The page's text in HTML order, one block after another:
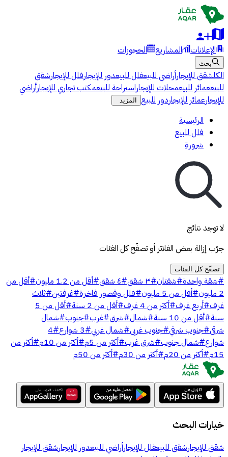
الإعلانات المشاريع الحجوزات
بحث
الكلشقق للإيجارأراضي للبيعفلل للبيعدور للإيجارفلل للإيجارشقق
للبيععمائر للبيعمحلات للإيجاراستراحة للبيعمكتب تجاري للإيجارأراضي
للإيجارعمائر للإيجاردور للبيع المزيد
الرئيسية
فلل للبيع
شرورة
لا توجد نتائج
جرّب إزالة بعض الفلاتر أو تصفّح كل الفئات
تصفّح كل الفئات
#شقة واحدة#شقتان#٣ شقق #٤ شقق #أقل من 1.2 مليون #أقل من
2 مليون
#أقل من 5 مليون #فلل وقصور فاخرة#غرفتين#ثلاث
غرف#أربع غرف#أكثر من 4 غرف #أقل من 2 سنة #
أقل من 5
سنة#أقل من 10 سنة #شمال#شرق#غرب#جنوب#شمال
شرقي#جنوب شرقي#جنوب غربي#شمال غربي#3 شوارع #
4
شوارع#شمال جنوب#شرق غرب#أكثر من 5م #أكثر من 10م #أكثر من
15م #أكثر من 20م #أكثر من 30م #أكثر من 50م
خيارات البحث
شقق للإيجارشقق للبيعفلل للإيجارأراضي للبيعدور للإيجارشقق للإيجار